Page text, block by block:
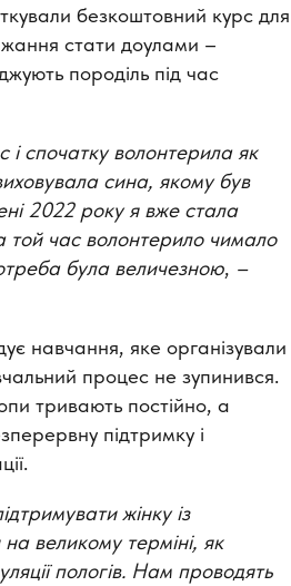
безкоштовний курс для
стати доулами –
породіль під час
спочатку волонтерила як
сина, якому був
2022 року я вже стала
час волонтерило чимало
була величезною, –
навчання, яке організували
процес не зупинився.
тривають постійно, а
підтримку і
жінку із
великому терміні, як
пологів. Нам проводять